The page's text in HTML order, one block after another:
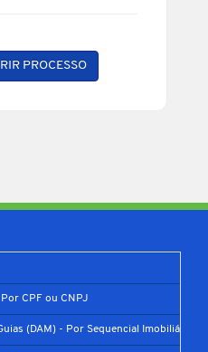
PROCESSO
CPF ou CNPJ
(DAM) - Por Sequencial Imobiliário